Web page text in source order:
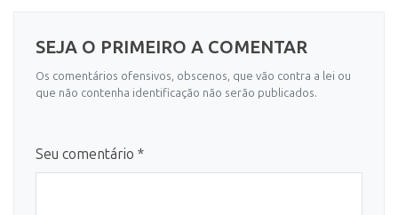
SEJA O PRIMEIRO A COMENTAR
Os comentários ofensivos, obscenos, que vão contra a lei ou
que não contenha identificação não serão publicados.
Seu comentário *